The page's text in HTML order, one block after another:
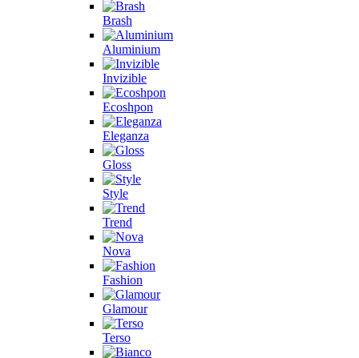
Brash
Aluminium
Invizible
Ecoshpon
Eleganza
Gloss
Style
Trend
Nova
Fashion
Glamour
Terso